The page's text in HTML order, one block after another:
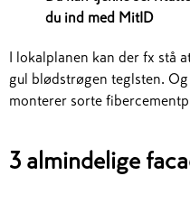
du ind med MitID
I lokalplanen kan der fx stå
gul blødstrøgen teglsten.
monterer sorte
3 almindelige